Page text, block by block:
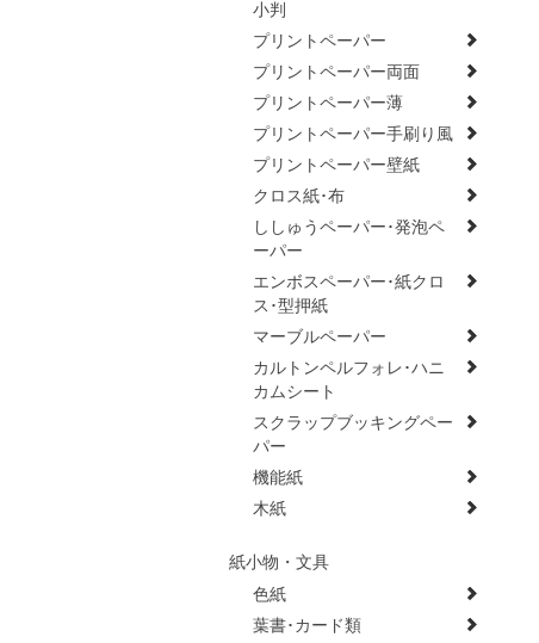
小判
プリントペーパー
プリントペーパー両面
プリントペーパー薄
プリントペーパー手刷り風
プリントペーパー壁紙
クロス紙･布
ししゅうペーパー･発泡ペ
ーパー
エンボスペーパー･紙クロ
ス･型押紙
マーブルペーパー
カルトンペルフォレ･ハニ
カムシート
スクラップブッキングペー
パー
機能紙
木紙
紙小物・文具
色紙
葉書･カード類